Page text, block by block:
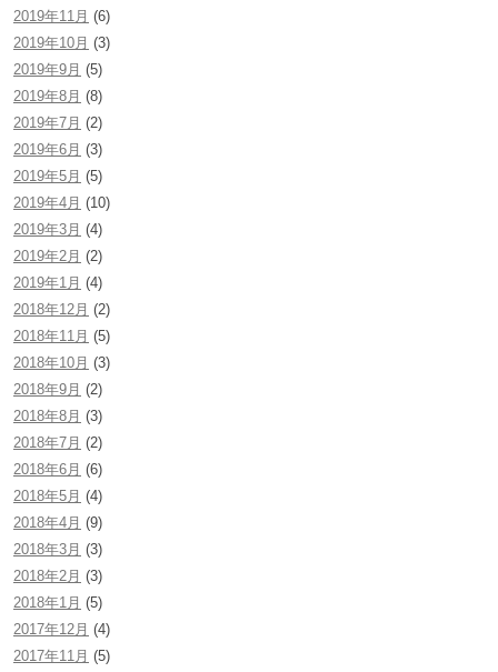
2019年11月 (6)
2019年10月 (3)
2019年9月 (5)
2019年8月 (8)
2019年7月 (2)
2019年6月 (3)
2019年5月 (5)
2019年4月 (10)
2019年3月 (4)
2019年2月 (2)
2019年1月 (4)
2018年12月 (2)
2018年11月 (5)
2018年10月 (3)
2018年9月 (2)
2018年8月 (3)
2018年7月 (2)
2018年6月 (6)
2018年5月 (4)
2018年4月 (9)
2018年3月 (3)
2018年2月 (3)
2018年1月 (5)
2017年12月 (4)
2017年11月 (5)